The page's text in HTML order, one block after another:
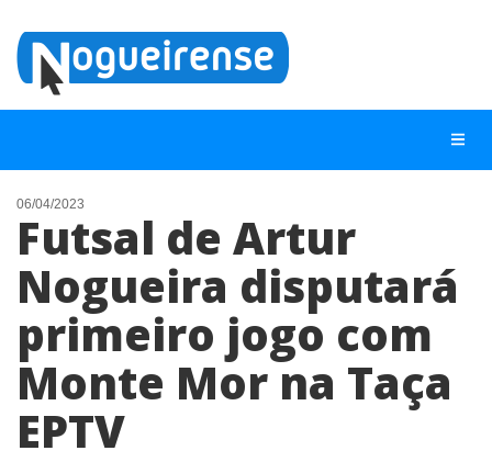
NOTÍCIAS
LISTA DIGITAL
TELEFONES ÚTEIS
QUEM SOMOS
CONTATO
ANUNCIE
06/04/2023
Futsal de Artur
Nogueira disputará
primeiro jogo com
Monte Mor na Taça
EPTV